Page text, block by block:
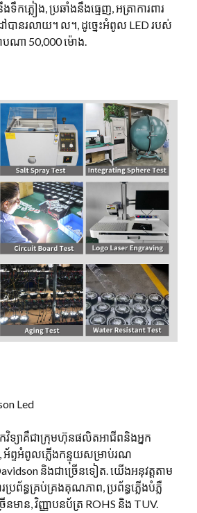
ទឹកភ្លៀង, ប្រឆាំងនឹងធ្មេញ, អត្រាការពារ
បានរលាយ។ ល។, ដូច្នេះអំពូល LED របស់
បណា 50,000 ម៉ោង.
វិទ្យាគឺជាក្រុមហ៊ុនផលិតអាជីពនិងអ្នក
អ័ព្ទអំពូលភ្លើងកន្ទុយសម្រាប់រណ
និងជាច្រើនទៀត. យើងអនុវត្តតាម
រព័ន្ធគ្រប់គ្រងគុណភាព, ប្រព័ន្ធភ្លើងបំភ្លឺ
មាន, វិញ្ញាបនប័ត្រ ROHS និង TUV.